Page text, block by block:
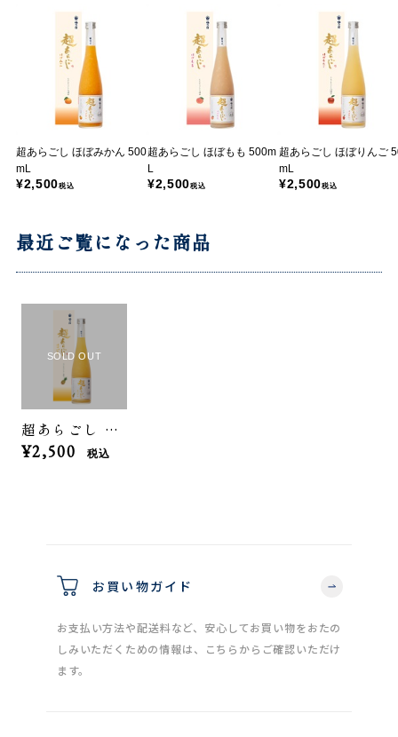
超あらごし ほぼみかん 500
mL
¥2,500税込
超あらごし ほぼもも 500m
L
¥2,500税込
超あらごし ほぼりんご
mL
¥2,500税込
最近ご覧になった商品
SOLD OUT
超あらごし ほぼパイン 500mL
¥2,500 税込
お買い物ガイド
お支払い方法や配送料など、安心してお買い物をおたの
しみいただくための情報は、こちらからご確認いただけ
ます。